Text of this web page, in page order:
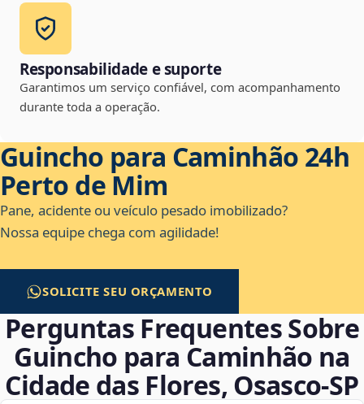
Responsabilidade e suporte
Garantimos um serviço confiável, com acompanhamento
durante toda a operação.
Guincho para Caminhão 24h
Perto de Mim
Pane, acidente ou veículo pesado imobilizado?
Nossa equipe chega com agilidade!
SOLICITE SEU ORÇAMENTO
Perguntas Frequentes Sobre
Guincho para Caminhão na
Cidade das Flores, Osasco‑SP